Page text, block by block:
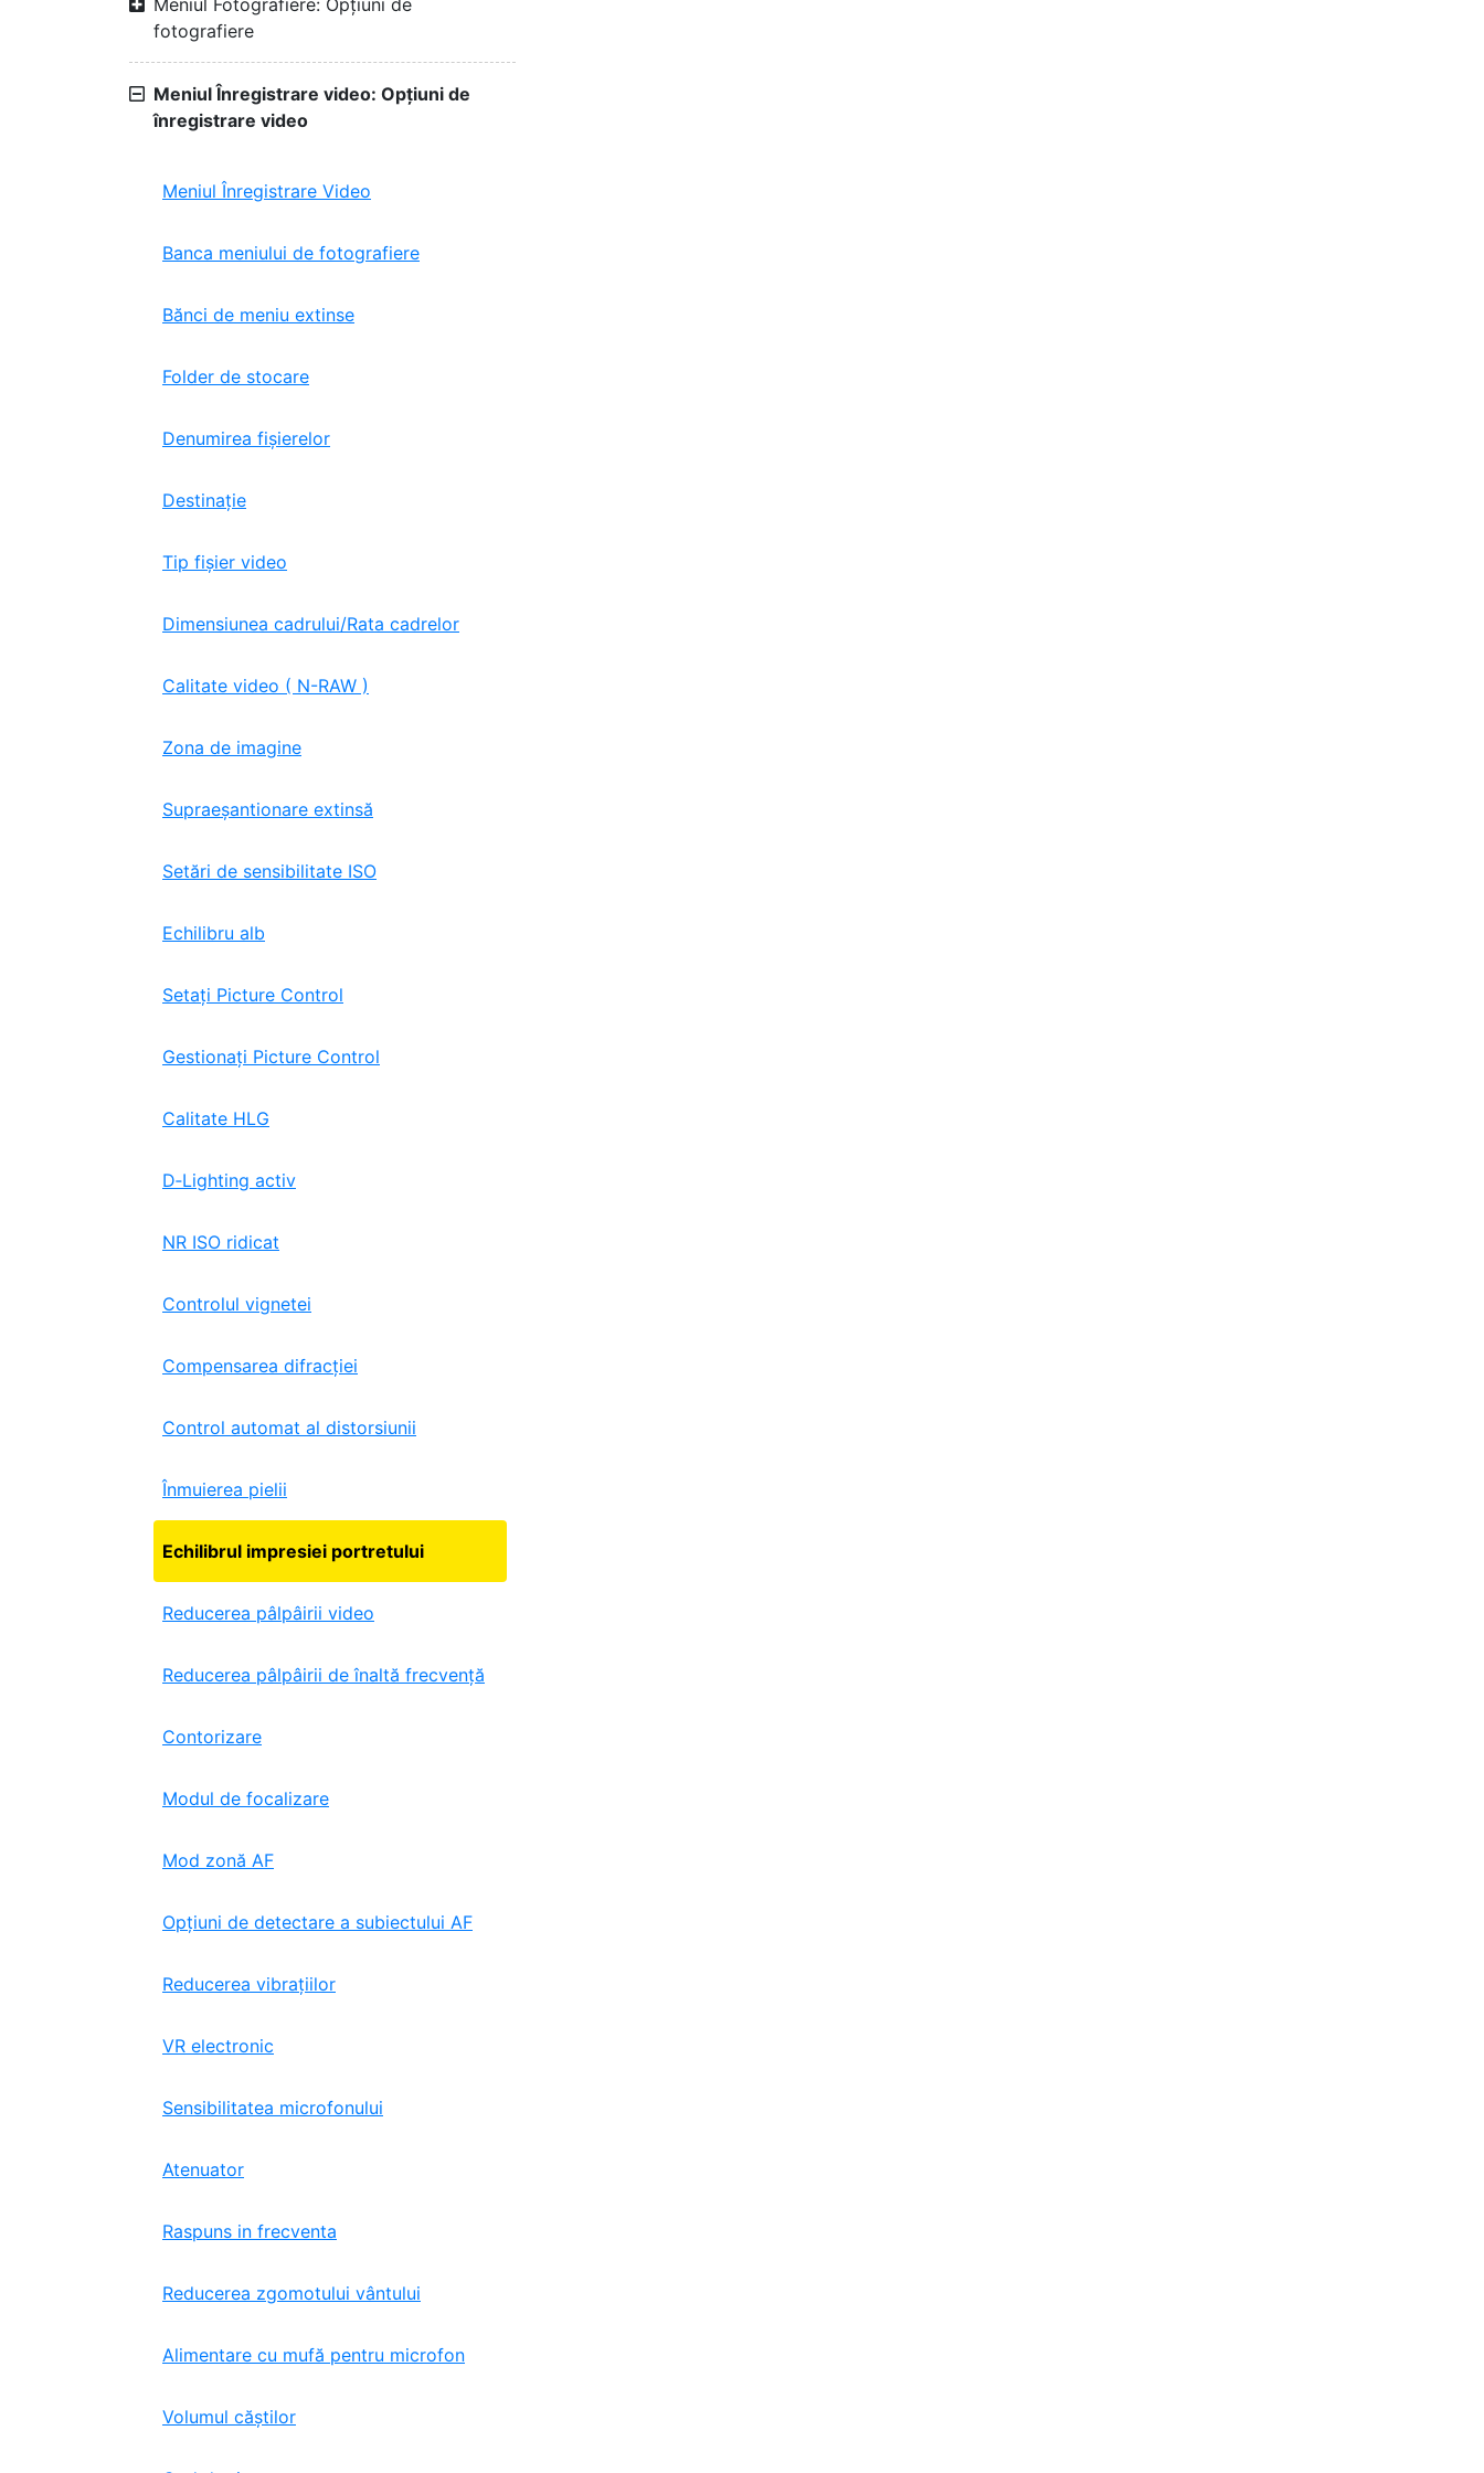
Meniul Fotografiere: Opțiuni de
fotografiere
Meniul Înregistrare video: Opțiuni de
înregistrare video
Meniul Înregistrare Video
Banca meniului de fotografiere
Bănci de meniu extinse
Folder de stocare
Denumirea fișierelor
Destinaţie
Tip fișier video
Dimensiunea cadrului/Rata cadrelor
Calitate video ( N-RAW )
Zona de imagine
Supraeșantionare extinsă
Setări de sensibilitate ISO
Echilibru alb
Setați Picture Control
Gestionați Picture Control
Calitate HLG
D‑Lighting activ
NR ISO ridicat
Controlul vignetei
Compensarea difracției
Control automat al distorsiunii
Înmuierea pielii
Echilibrul impresiei portretului
Reducerea pâlpâirii video
Reducerea pâlpâirii de înaltă frecvență
Contorizare
Modul de focalizare
Mod zonă AF
Opțiuni de detectare a subiectului AF
Reducerea vibrațiilor
VR electronic
Sensibilitatea microfonului
Atenuator
Raspuns in frecventa
Reducerea zgomotului vântului
Alimentare cu mufă pentru microfon
Volumul căștilor